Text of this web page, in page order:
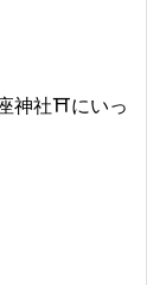
神社⛩️にいっ